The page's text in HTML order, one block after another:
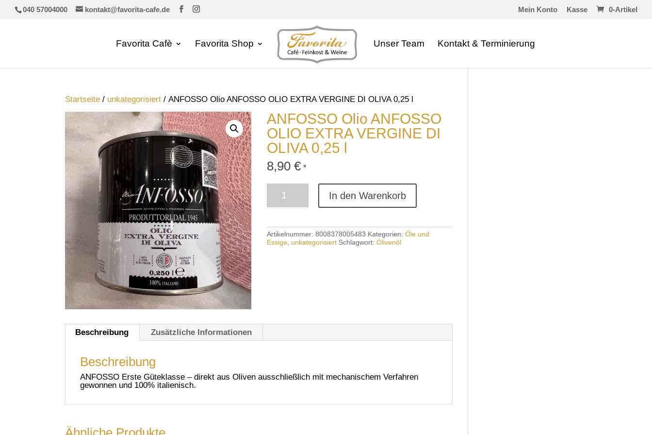
040 57004000 kontakt@favorita-cafe.de Mein Konto Kasse 0-Artikel
Favorita Cafè Favorita Shop Unser Team Kontakt & Terminierung
Startseite / unkategorisiert / ANFOSSO Olio ANFOSSO OLIO EXTRA VERGINE DI OLIVA 0,25 l
ANFOSSO Olio ANFOSSO
OLIO EXTRA VERGINE DI
OLIVA 0,25 l
8,90 € *
VERGINE
DI
OLIVA
In den Warenkorb
Artikelnummer: 8008378005483 Kategorien: Öle und
Essige, unkategorisiert Schlagwort: Olivenöl
Beschreibung Zusätzliche Informationen
Beschreibung
ANFOSSO Erste Güteklasse – direkt aus Oliven ausschließlich mit mechanischem Verfahren
gewonnen und 100% italienisch.